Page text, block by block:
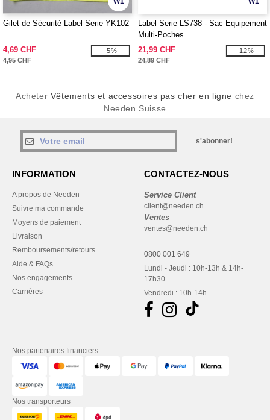
Gilet de Sécurité Label Serie YK102
4,69 CHF
4,95 CHF
-5%
Label Serie LS738 - Sac Equipement
Multi-Poches
21,99 CHF
24,89 CHF
-12%
Acheter Vêtements et accessoires pas cher en ligne chez
Needen Suisse
s'abonner!
INFORMATION
A propos de Needen
Suivre ma commande
Moyens de paiement
Livraison
Remboursements/retours
Aide & FAQs
Nos engagements
Carrières
CONTACTEZ-NOUS
Service Client
client@needen.ch
Ventes
ventes@needen.ch
0800 001 649
Lundi - Jeudi : 10h-13h & 14h-
17h30
Vendredi : 10h-14h
Nos partenaires financiers
Nos transporteurs